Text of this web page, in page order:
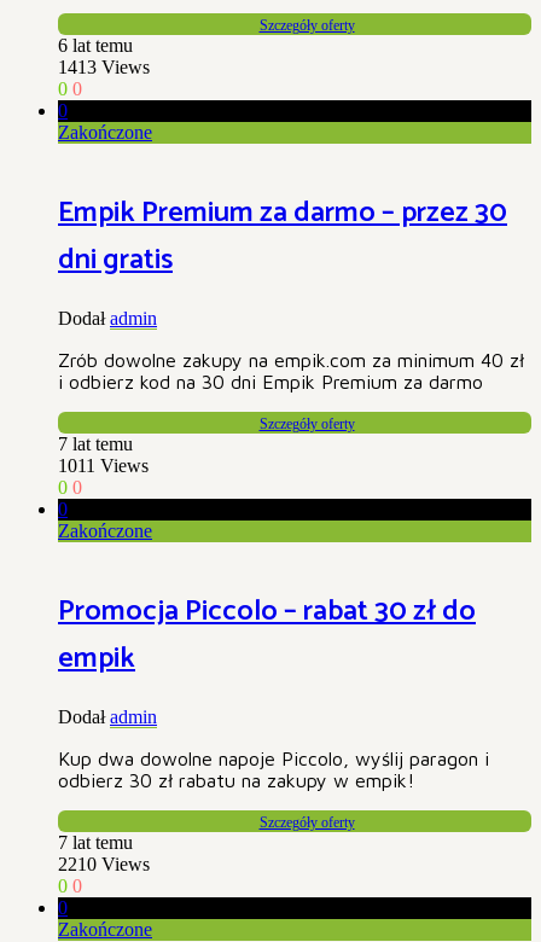
Szczegóły oferty
6 lat temu
1413 Views
0 0
0
Zakończone
Empik Premium za darmo – przez 30
dni gratis
Dodaładmin
Zrób dowolne zakupy na empik.com za minimum 40 zł
i odbierz kod na 30 dni Empik Premium za darmo
Szczegóły oferty
7 lat temu
1011 Views
0 0
0
Zakończone
Promocja Piccolo – rabat 30 zł do
empik
Dodaładmin
Kup dwa dowolne napoje Piccolo, wyślij paragon i
odbierz 30 zł rabatu na zakupy w empik!
Szczegóły oferty
7 lat temu
2210 Views
0 0
0
Zakończone